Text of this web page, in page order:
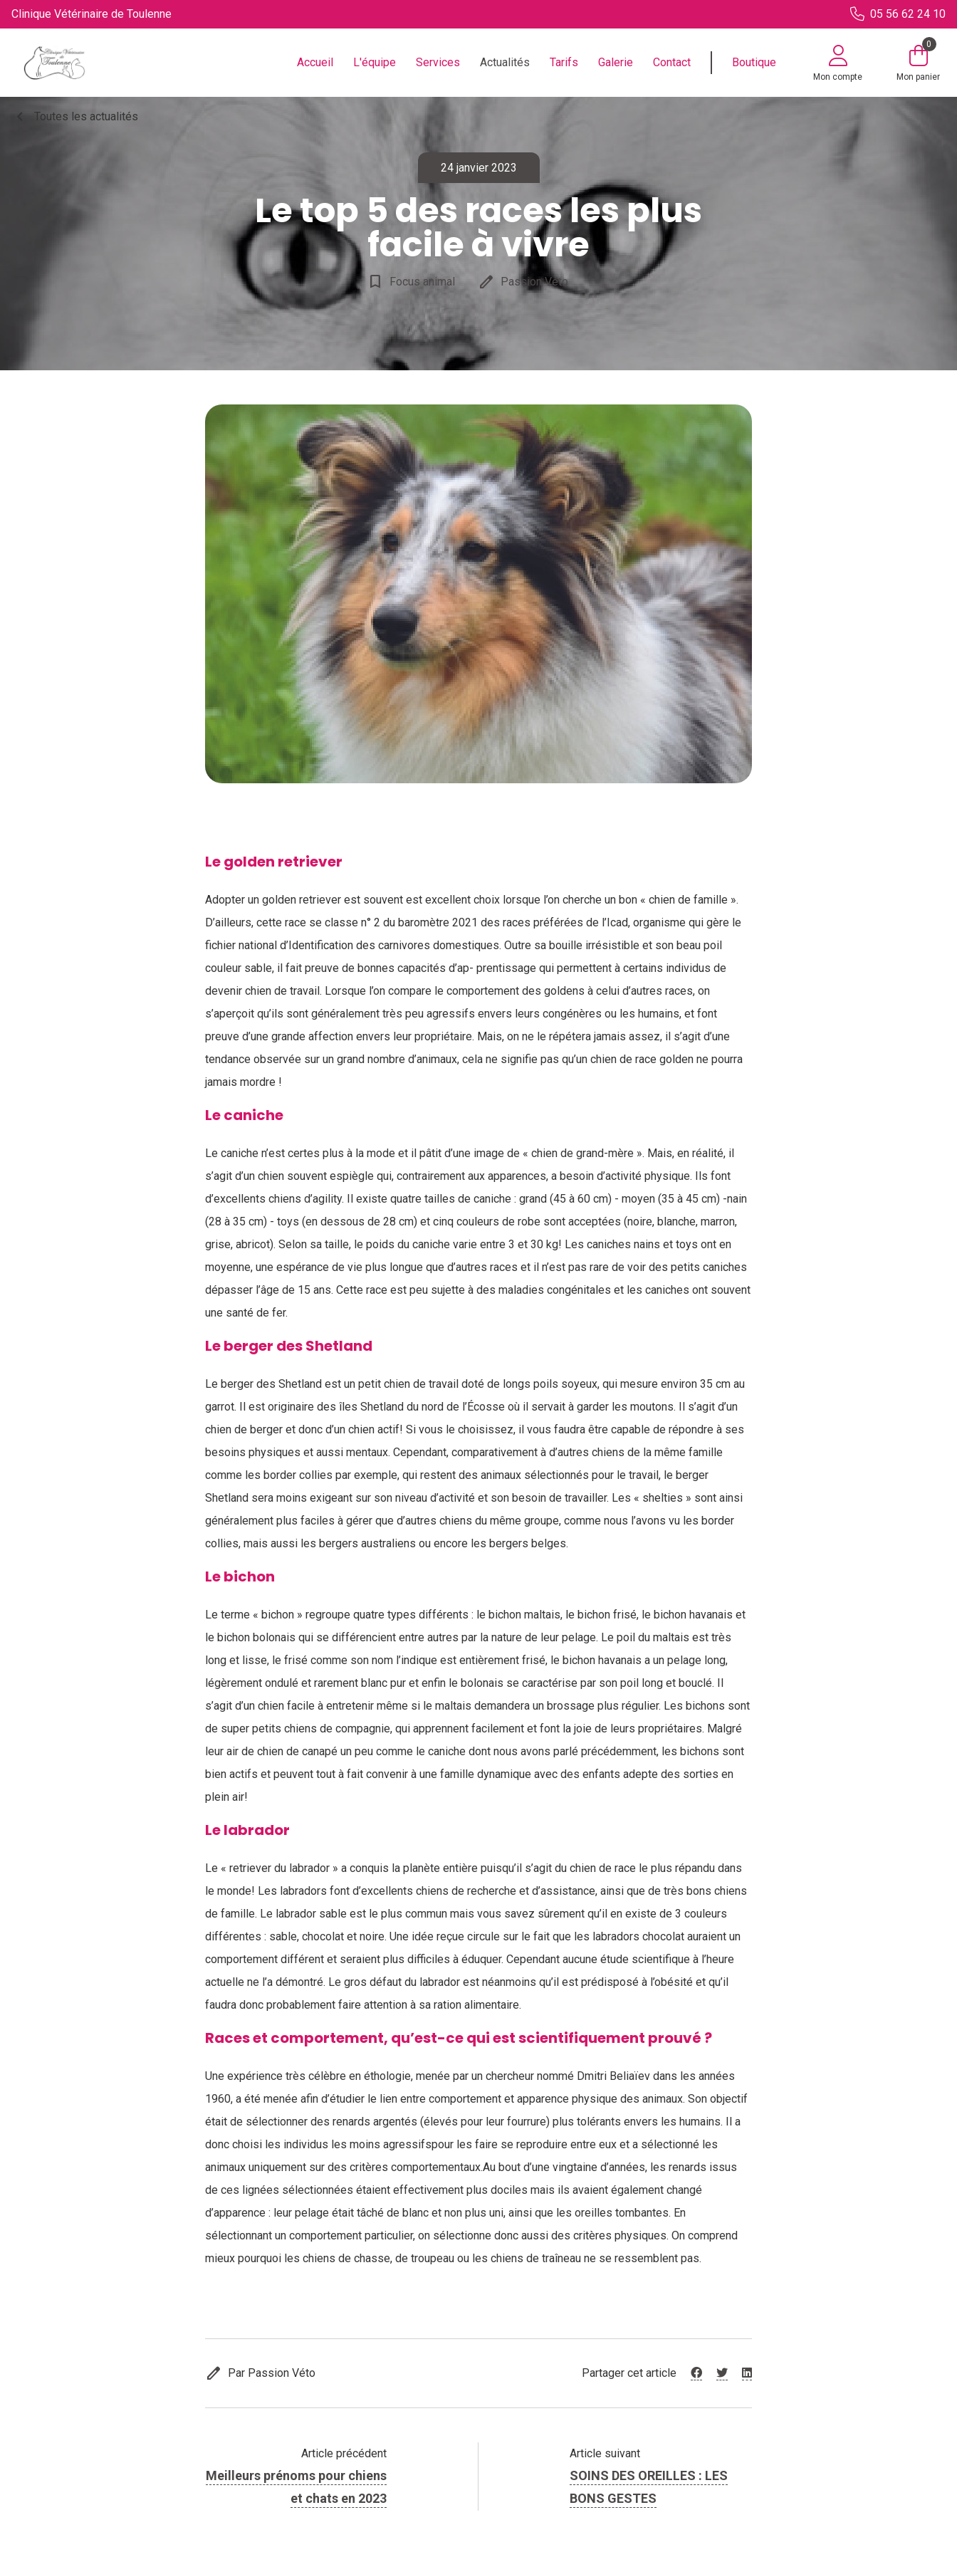
Clinique Vétérinaire de Toulenne 05 56 62 24 10
Accueil L'équipe Services Actualités Tarifs Galerie Contact Boutique
Mon compte
0
Mon panier
chevron_left Toutes les actualités
24 janvier 2023
Le top 5 des races les plus
facile à vivre
bookmark_border Focus animal edit Passion Véto
Le golden retriever
Adopter un golden retriever est souvent est excellent choix lorsque l’on cherche un bon « chien de famille ».
D’ailleurs, cette race se classe n° 2 du baromètre 2021 des races préférées de l’Icad, organisme qui gère le
fichier national d’Identification des carnivores domestiques. Outre sa bouille irrésistible et son beau poil
couleur sable, il fait preuve de bonnes capacités d’ap- prentissage qui permettent à certains individus de
devenir chien de travail. Lorsque l’on compare le comportement des goldens à celui d’autres races, on
s’aperçoit qu’ils sont généralement très peu agressifs envers leurs congénères ou les humains, et font
preuve d’une grande affection envers leur propriétaire. Mais, on ne le répétera jamais assez, il s’agit d’une
tendance observée sur un grand nombre d’animaux, cela ne signifie pas qu’un chien de race golden ne pourra
jamais mordre !
Le caniche
Le caniche n’est certes plus à la mode et il pâtit d’une image de « chien de grand-mère ». Mais, en réalité, il
s’agit d’un chien souvent espiègle qui, contrairement aux apparences, a besoin d’activité physique. Ils font
d’excellents chiens d’agility. Il existe quatre tailles de caniche : grand (45 à 60 cm) - moyen (35 à 45 cm) -nain
(28 à 35 cm) - toys (en dessous de 28 cm) et cinq couleurs de robe sont acceptées (noire, blanche, marron,
grise, abricot). Selon sa taille, le poids du caniche varie entre 3 et 30 kg! Les caniches nains et toys ont en
moyenne, une espérance de vie plus longue que d’autres races et il n’est pas rare de voir des petits caniches
dépasser l’âge de 15 ans. Cette race est peu sujette à des maladies congénitales et les caniches ont souvent
une santé de fer.
Le berger des Shetland
Le berger des Shetland est un petit chien de travail doté de longs poils soyeux, qui mesure environ 35 cm au
garrot. Il est originaire des îles Shetland du nord de l’Écosse où il servait à garder les moutons. Il s’agit d’un
chien de berger et donc d’un chien actif! Si vous le choisissez, il vous faudra être capable de répondre à ses
besoins physiques et aussi mentaux. Cependant, comparativement à d’autres chiens de la même famille
comme les border collies par exemple, qui restent des animaux sélectionnés pour le travail, le berger
Shetland sera moins exigeant sur son niveau d’activité et son besoin de travailler. Les « shelties » sont ainsi
généralement plus faciles à gérer que d’autres chiens du même groupe, comme nous l’avons vu les border
collies, mais aussi les bergers australiens ou encore les bergers belges.
Le bichon
Le terme « bichon » regroupe quatre types différents : le bichon maltais, le bichon frisé, le bichon havanais et
le bichon bolonais qui se différencient entre autres par la nature de leur pelage. Le poil du maltais est très
long et lisse, le frisé comme son nom l’indique est entièrement frisé, le bichon havanais a un pelage long,
légèrement ondulé et rarement blanc pur et enfin le bolonais se caractérise par son poil long et bouclé. Il
s’agit d’un chien facile à entretenir même si le maltais demandera un brossage plus régulier. Les bichons sont
de super petits chiens de compagnie, qui apprennent facilement et font la joie de leurs propriétaires. Malgré
leur air de chien de canapé un peu comme le caniche dont nous avons parlé précédemment, les bichons sont
bien actifs et peuvent tout à fait convenir à une famille dynamique avec des enfants adepte des sorties en
plein air!
Le labrador
Le « retriever du labrador » a conquis la planète entière puisqu’il s’agit du chien de race le plus répandu dans
le monde! Les labradors font d’excellents chiens de recherche et d’assistance, ainsi que de très bons chiens
de famille. Le labrador sable est le plus commun mais vous savez sûrement qu’il en existe de 3 couleurs
différentes : sable, chocolat et noire. Une idée reçue circule sur le fait que les labradors chocolat auraient un
comportement différent et seraient plus difficiles à éduquer. Cependant aucune étude scientifique à l’heure
actuelle ne l’a démontré. Le gros défaut du labrador est néanmoins qu’il est prédisposé à l’obésité et qu’il
faudra donc probablement faire attention à sa ration alimentaire.
Races et comportement, qu’est-ce qui est scientifiquement prouvé ?
Une expérience très célèbre en éthologie, menée par un chercheur nommé Dmitri Beliaïev dans les années
1960, a été menée afin d’étudier le lien entre comportement et apparence physique des animaux. Son objectif
était de sélectionner des renards argentés (élevés pour leur fourrure) plus tolérants envers les humains. Il a
donc choisi les individus les moins agressifspour les faire se reproduire entre eux et a sélectionné les
animaux uniquement sur des critères comportementaux.Au bout d’une vingtaine d’années, les renards issus
de ces lignées sélectionnées étaient effectivement plus dociles mais ils avaient également changé
d’apparence : leur pelage était tâché de blanc et non plus uni, ainsi que les oreilles tombantes. En
sélectionnant un comportement particulier, on sélectionne donc aussi des critères physiques. On comprend
mieux pourquoi les chiens de chasse, de troupeau ou les chiens de traîneau ne se ressemblent pas.
edit Par Passion Véto Partager cet article
Article précédent
Meilleurs prénoms pour chiens
et chats en 2023
Article suivant
SOINS DES OREILLES : LES
BONS GESTES